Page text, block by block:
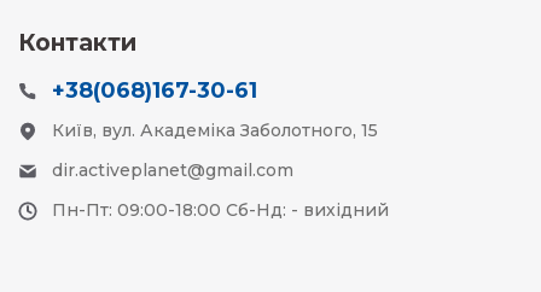
Контакти
+38(068)167-30-61
Київ, вул. Академіка Заболотного, 15
dir.activeplanet@gmail.com
Пн-Пт: 09:00-18:00 Сб-Нд: - вихідний